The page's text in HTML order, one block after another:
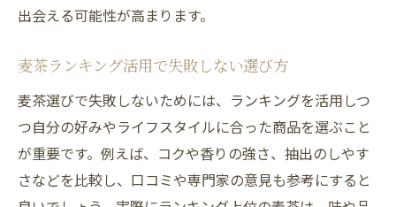
出会える可能性が高まります。
麦茶ランキング活用で失敗しない選び方
麦茶選びで失敗しないためには、ランキングを活用しつ
つ自分の好みやライフスタイルに合った商品を選ぶこと
が重要です。例えば、コクや香りの強さ、抽出のしやす
さなどを比較し、口コミや専門家の意見も参考にすると